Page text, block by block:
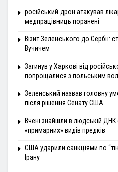
російський дрон атакував
медпрацівниць поранені
Візит Зеленського до Сербії:
Вучичем
Загинув у Харкові від
попрощалися з польським
Зеленський назвав головну
після рішення Сенату США
Вчені знайшли в людській ДНК
«примарних» видів предків
США ударили санкціями по
Ірану